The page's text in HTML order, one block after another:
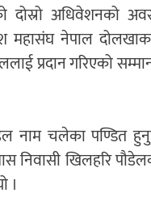
अधिवेशनको
महासंघ नेपाल
प्रदान गरिएको
नाम चलेका पण्डित
निवासी खिलहरि
।